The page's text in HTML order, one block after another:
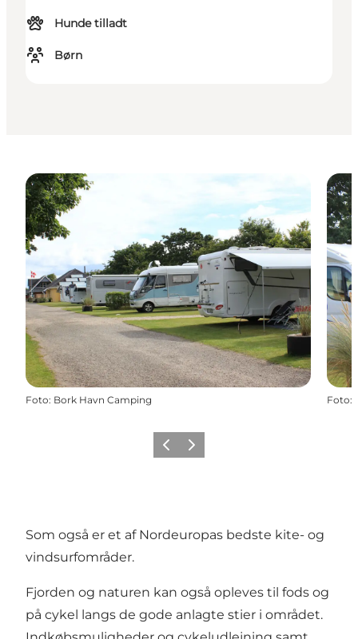
Hunde tilladt
Børn
Foto: Bork Havn Camping Foto:
ForrigeNæste
Som også er et af Nordeuropas bedste kite- og
vindsurfområder.
Fjorden og naturen kan også opleves til fods og
på cykel langs de gode anlagte stier i området.